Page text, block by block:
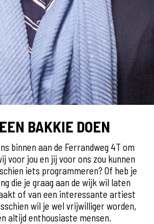
BAKKIE DOEN
binnen aan de Ferrandweg 4T om
voor jou en jij voor ons zou kunnen
iets programmeren? Of heb je
die je graag aan de wijk wil laten
of van een interessante artiest
wil je wel vrijwilliger worden,
altijd enthousiaste mensen.